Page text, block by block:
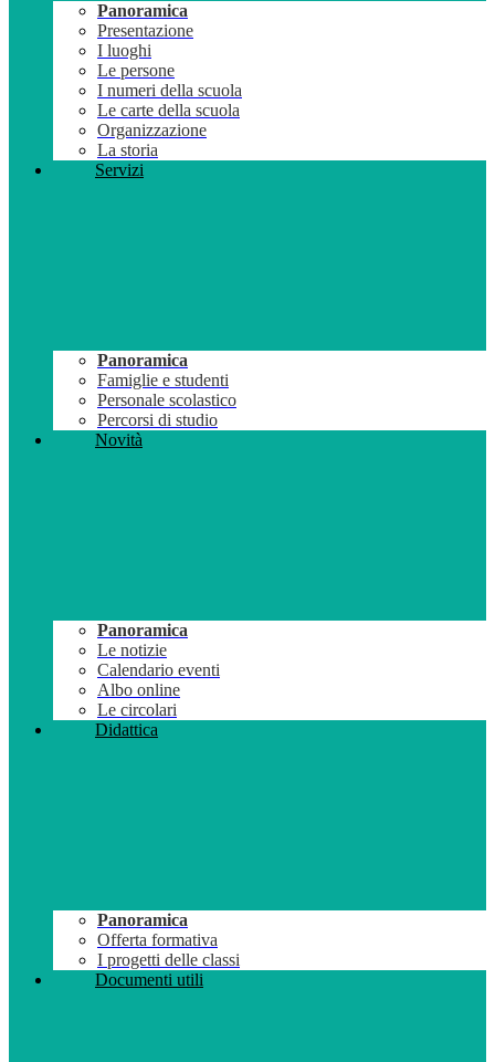
Panoramica
Presentazione
I luoghi
Le persone
I numeri della scuola
Le carte della scuola
Organizzazione
La storia
Servizi
Panoramica
Famiglie e studenti
Personale scolastico
Percorsi di studio
Novità
Panoramica
Le notizie
Calendario eventi
Albo online
Le circolari
Didattica
Panoramica
Offerta formativa
I progetti delle classi
Documenti utili